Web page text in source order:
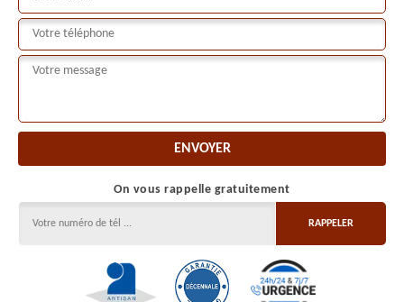
On vous rappelle gratuitement